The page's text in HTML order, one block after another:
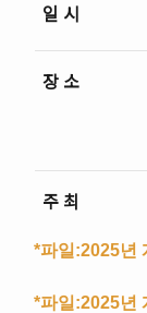
일 시
장 소
주 최
*파일:2025년
*파일:2025년